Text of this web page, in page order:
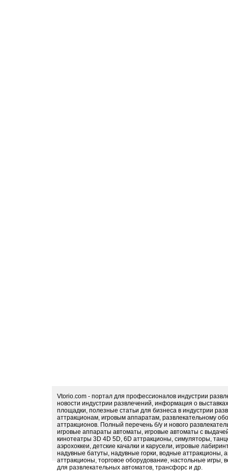
Vtorio.com - портал для профессионалов индустрии
новости индустрии развлечений, информация о
площадки, полезные статьи для бизнеса в индустрии
аттракционам, игровым аппаратам, развлекательному
аттракционов. Полный перечень б/у и нового
игровые аппараты автоматы, игровые автоматы с
кинотеатры 3D 4D 5D, 6D аттракционы, симуляторы,
аэрохоккеи, детские качалки и карусели, игровые
надувные батуты, надувные горки, водные
аттракционы, торговое оборудование, настольные игры,
для развлекательных автоматов, трансфорс и др.